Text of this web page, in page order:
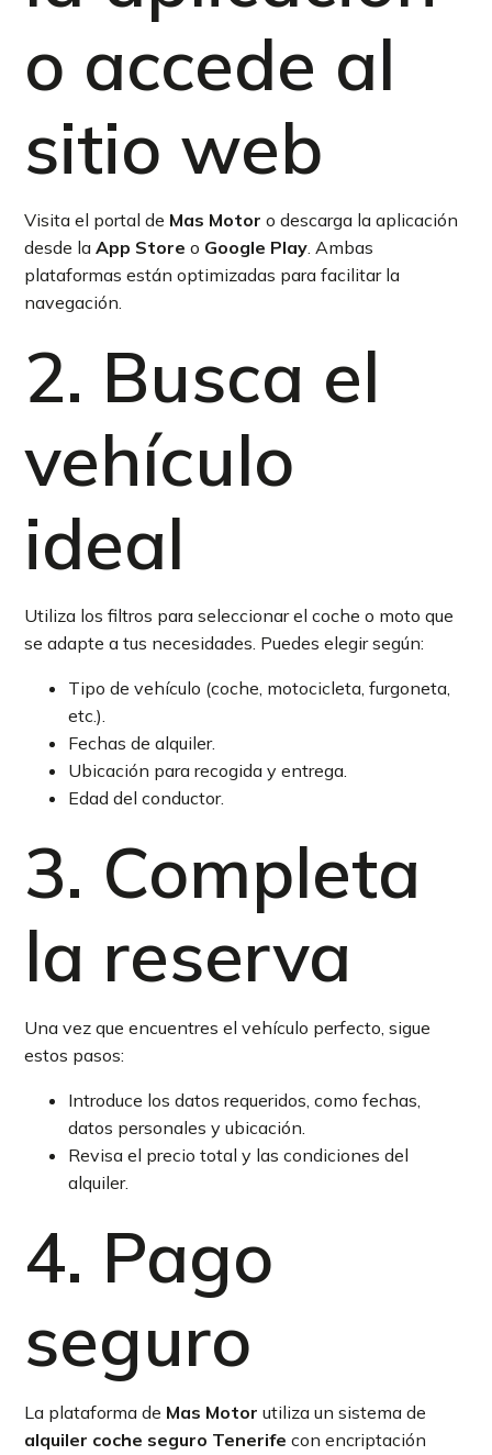
o accede al
sitio web
Visita el portal de Mas Motor o descarga la aplicación
desde laApp Store o Google Play. Ambas
plataformas están optimizadas para facilitar la
navegación.
2. Busca el
vehículo
ideal
Utiliza los filtros para seleccionar el coche o moto que
se adapte a tus necesidades. Puedes elegir según:
Tipo de vehículo (coche, motocicleta, furgoneta,
etc.).
Fechas de alquiler.
Ubicación para recogida y entrega.
Edad del conductor.
3. Completa
la reserva
Una vez que encuentres el vehículo perfecto, sigue
estos pasos:
Introduce los datos requeridos, como fechas,
datos personales y ubicación.
Revisa el precio total y las condiciones del
alquiler.
4. Pago
seguro
La plataforma de Mas Motor utiliza un sistema de
alquiler coche seguro Tenerife con encriptación